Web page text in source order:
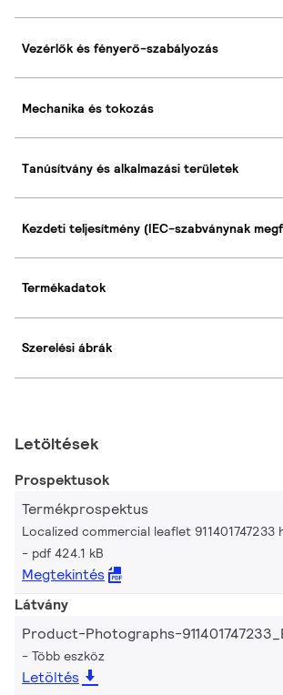
Vezérlők és fényerő-szabályozás
Mechanika és tokozás
Tanúsítvány és alkalmazási területek
Kezdeti teljesítmény (IEC-szabványnak
Termékadatok
Szerelési ábrák
Letöltések
Prospektusok
Termékprospektus
Localized commercial leaflet 911401747233
pdf 424.1 kB
Megtekintés
Látvány
Product-Photographs-
Több eszköz
Letöltés